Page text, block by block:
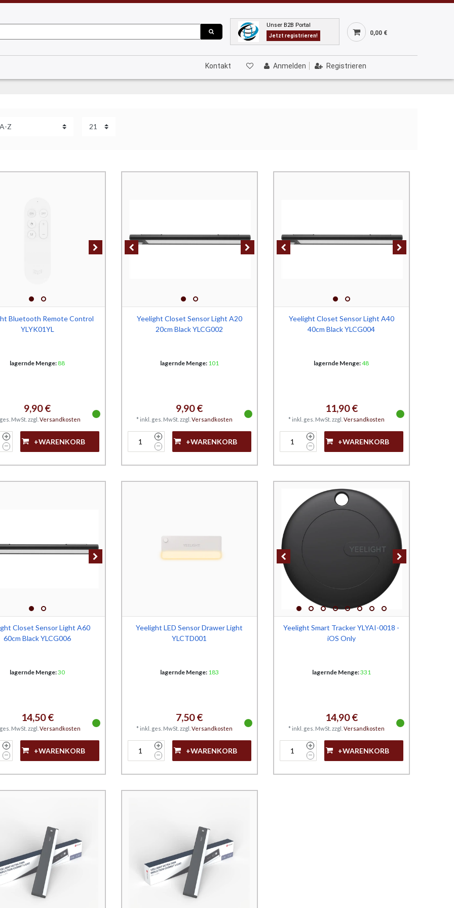
Unser B2B Portal
Jetzt registrieren! 0,00 €
Kontakt Anmelden Registrieren
Bluetooth Remote Control
YLYK01YL
lagernde Menge: 88
9,90 €
MwSt. zzgl. Versandkosten
+WARENKORB
Yeelight Closet Sensor Light A20
20cm Black YLCG002
lagernde Menge: 101
9,90 €
* inkl. ges. MwSt. zzgl. Versandkosten
+WARENKORB
Yeelight Closet Sensor Light A40
40cm Black YLCG004
lagernde Menge:48
11,90 €
* inkl. ges. MwSt. zzgl. Versandkosten
+WARENKORB
Closet Sensor Light A60
60cm Black YLCG006
lagernde Menge:30
14,50 €
MwSt. zzgl. Versandkosten
+WARENKORB
Yeelight LED Sensor Drawer Light
YLCTD001
lagernde Menge: 183
7,50 €
* inkl. ges. MwSt. zzgl. Versandkosten
+WARENKORB
Yeelight Smart Tracker YLYAI-0018 -
iOS Only
lagernde Menge:331
14,90 €
* inkl. ges. MwSt. zzgl. Versandkosten
+WARENKORB